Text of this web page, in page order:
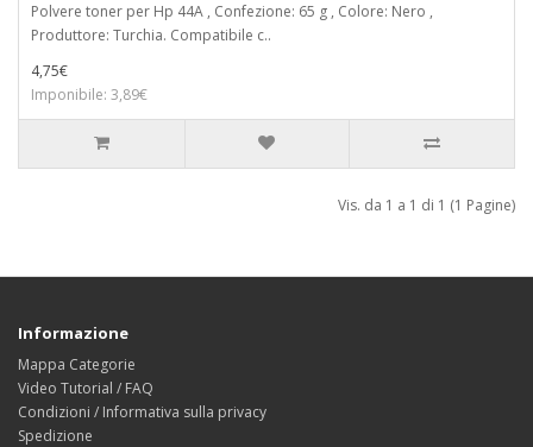
Polvere toner per Hp 44A , Confezione: 65 g , Colore: Nero ,
Produttore: Turchia. Compatibile c..
4,75€
Imponibile: 3,89€
Vis. da 1 a 1 di 1 (1 Pagine)
Informazione
Mappa Categorie
Video Tutorial / FAQ
Condizioni / Informativa sulla privacy
Spedizione